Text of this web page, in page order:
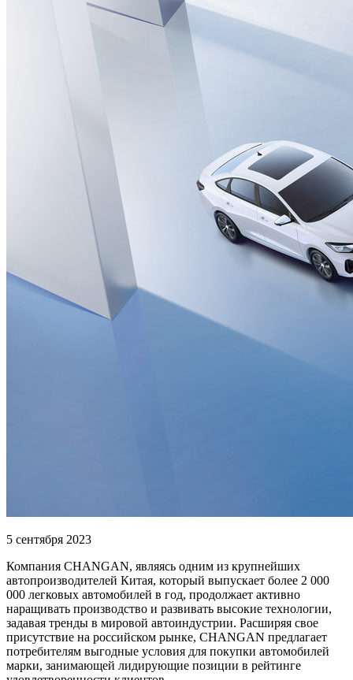
5 сентября 2023
Компания CHANGAN, являясь одним из крупнейших
автопроизводителей Китая, который выпускает более 2 000
000 легковых автомобилей в год, продолжает активно
наращивать производство и развивать высокие технологии,
задавая тренды в мировой автоиндустрии. Расширяя свое
присутствие на российском рынке, CHANGAN предлагает
потребителям выгодные условия для покупки автомобилей
марки, занимающей лидирующие позиции в рейтинге